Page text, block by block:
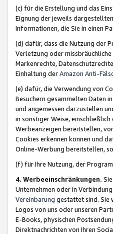
(c) für die Erstellung und das
Eignung der jeweils
Informationen, die Sie in einen
(d) dafür, dass die Nutzung der
Verletzung oder
Markenrechte,
Einhaltung derAmazon Anti-
(e) dafür, die Verwendung von
Besuchern gesammelten Daten
und angemessen darzustellen
in sonstiger Weise,
Werbeanzeigen bereitstellen,
Cookies erkennen können und
Online-Werbung bereitstellen,
(f) für Ihre Nutzung, der
4. Werbeeinschränkungen.
Unternehmen oder in
Vereinbarung gestattet sind. Sie
Logos von uns oder unseren
E-Books, physischen
Direktnachrichten von Ihren